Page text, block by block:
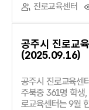
진로교육센터
공주시 진로교
(2025.09.16)
공주시 진로교육센
주북중 361명 학생
로교육센터는 9월